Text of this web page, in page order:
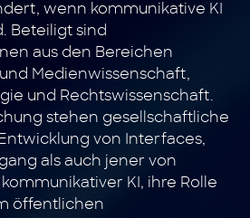
wenn kommunikative KI
Beteiligt sind
aus den Bereichen
Medienwissenschaft,
und Rechtswissenschaft.
stehen gesellschaftliche
von Interfaces,
als auch jener von
KI, ihre Rolle
öffentlichen